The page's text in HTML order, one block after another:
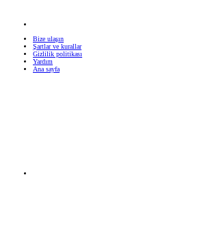
Bize ulaşın
Şartlar ve kurallar
Gizlilik politikası
Yardım
Ana sayfa